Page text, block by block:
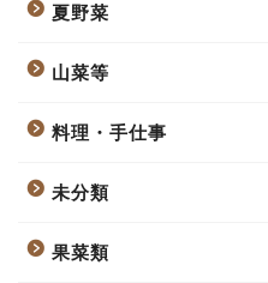
夏野菜
山菜等
料理・手仕事
未分類
果菜類